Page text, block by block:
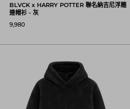
BLVCK x HARRY POTTER 聯名納吉尼浮雕
連帽衫 - 灰
9,980